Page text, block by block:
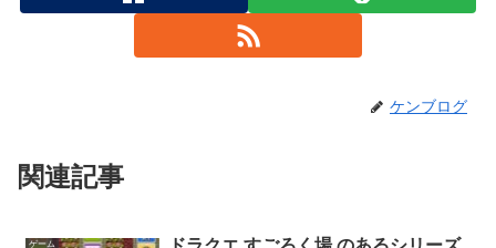
ケンブログ
関連記事
ゲーム